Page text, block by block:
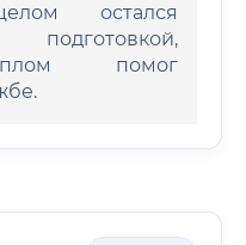
остался
помог